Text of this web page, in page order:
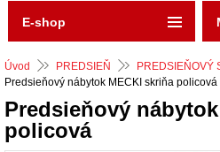
Úvod PREDSIEŇ PREDSIEŇOVÝ
Predsieňový nábytok MECKI skriňa policová
Predsieňový
policová
E-shop